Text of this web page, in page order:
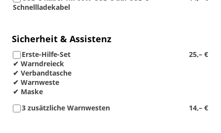
Schnellladekabel
Sicherheit & Assistenz
25,– €
Erste-Hilfe-Set
✔ Warndreieck
✔ Verbandtasche
✔ Warnweste
✔ Maske
14,– €
3 zusätzliche Warnwesten